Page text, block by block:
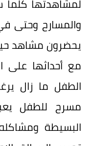
والمسارح وحتى
يحضرون مشاهد
مع أحداثها على
الطفل ما زال
مسرح للطفل
البسيطة